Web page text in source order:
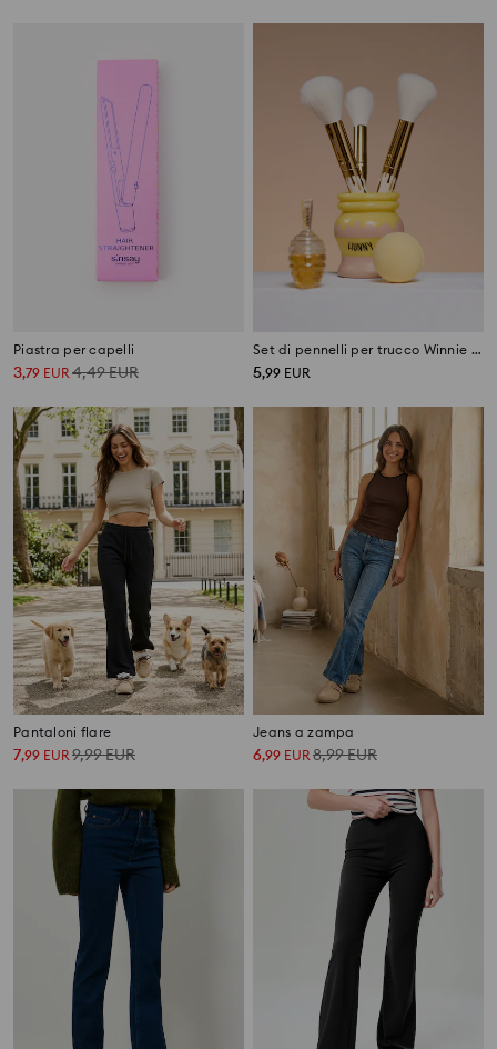
Piastra per capelli
3,79 EUR 4,49EUR
Set di pennelli per trucco Winnie te Pooh
5,99 EUR
Pantaloni flare
7,99 EUR9,99EUR
Jeans a zampa
6,99 EUR8,99EUR